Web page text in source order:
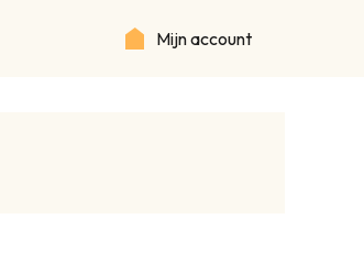
Mijn account